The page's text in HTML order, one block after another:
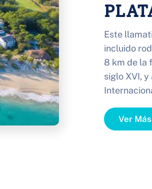
Este
incluido
8 km de la
siglo XVI,
Ver Más